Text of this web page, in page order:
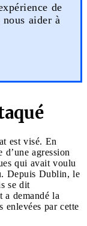
de
aider à
est visé. En
agression
qui avait voulu
Depuis Dublin, le
se dit
a demandé la
enlevées par cette